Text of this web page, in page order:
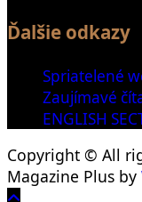
Ďalšie odkazy
Spriatelené
Zaujímavé
ENGLISH
Copyright © All
Magazine Plus by